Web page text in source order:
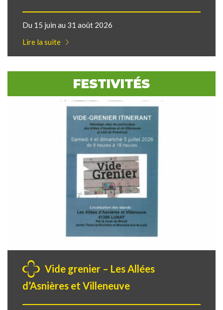
Du 15 juin au 31 août 2026
Lire la suite
FESTIVITÉS
Vide grenier – Les Allées
d’Asnières et Villeneuve